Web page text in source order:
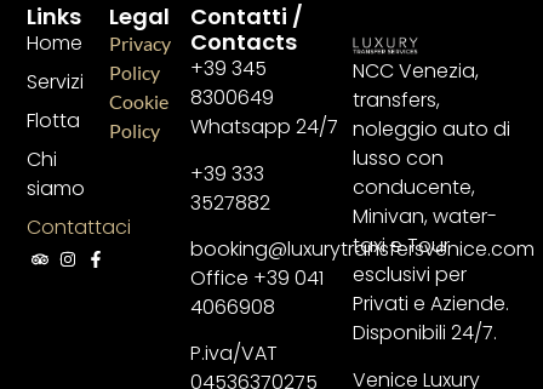
NCC Venezia,
transfers,
noleggio auto di
lusso con
conducente,
Minivan, water-
taxi e Tour
esclusivi per
Privati e Aziende.
Disponibili 24/7.
Venice Luxury
Contatti /
Contacts
+39 345
8300649
Whatsapp 24/7
+39 333
3527882
booking@luxurytransfersvenice.com
Office +39 041
4066908
P.iva/VAT
04536370275
Links
Home
Servizi
Flotta
Chi
siamo
Contattaci
Legal
Privacy
Policy
Cookie
Policy